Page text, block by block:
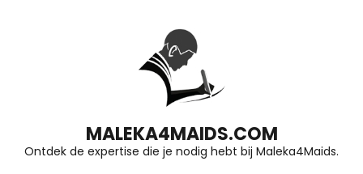
Enter)
MALEKA4MAIDS.COM
Ontdek de expertise die je nodig hebt bij Maleka4Maids.